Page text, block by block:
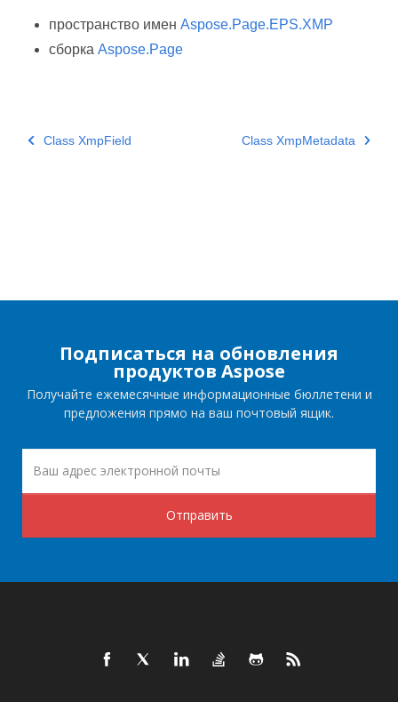
пространство имен Aspose.Page.EPS.XMP
сборка Aspose.Page
Class XmpField Class XmpMetadata
Подписаться на обновления
продуктов Aspose
Получайте ежемесячные информационные бюллетени и
предложения прямо на ваш почтовый ящик.
Отправить